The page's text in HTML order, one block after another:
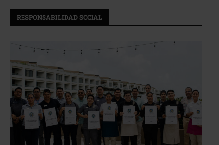
RESPONSABILIDAD SOCIAL